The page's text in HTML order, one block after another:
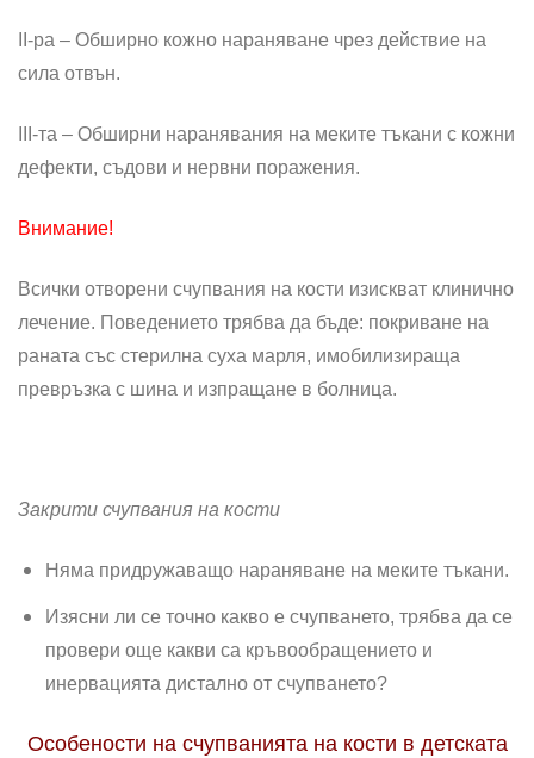
ІІ-ра – Обширно кожно нараняване чрез дейст­вие на
сила отвън.
ІІІ-та – Обширни наранявания на меките тъкани с кожни
дефекти, съдови и нервни по­ражения.
Внимание!
Всички отворени счупвания на кости изискват клинично
лечение. Поведението трябва да бъде: покриване на
раната със стерилна суха марля, имобилизираща
превръзка с шина и изпращане в болница.
Закрити счупвания на кости
Няма придружаващо нараняване на меките тъкани.
Изясни ли се точно какво е счупването, трябва да се
провери още какви са кръвообращението и
инервацията дистално от счупването?
Особености на счупванията на кости в детската